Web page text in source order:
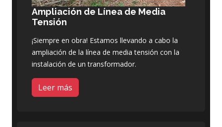
Ampliación de Línea de Media
Tensión
¡Siempre en obra! Estamos llevando a cabo la
ampliación de la línea de media tensión con la
instalación de un transformador.
Leer más